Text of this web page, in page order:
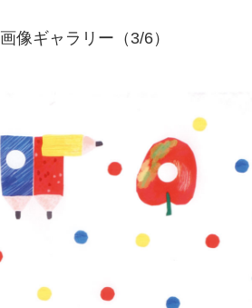
画像ギャラリー（3/6）